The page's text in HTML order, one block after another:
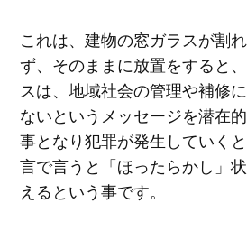
これは、建物の窓ガラスが割
ず、そのままに放置をすると
スは、地域社会の管理や補修
ないというメッセージを潜在
事となり犯罪が発生していく
言で言うと「ほったらかし」
えるという事です。